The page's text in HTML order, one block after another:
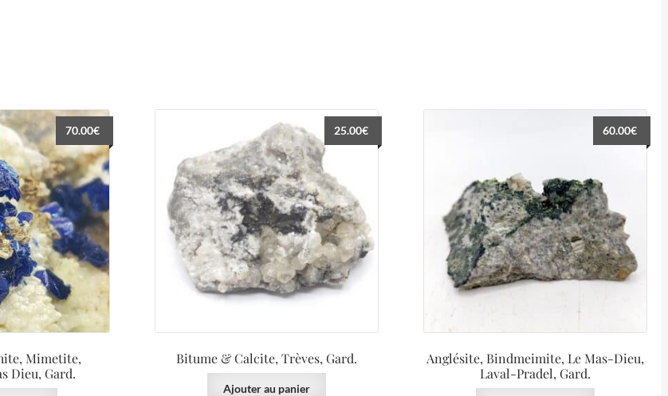
Mimetite,
Dieu, Gard.
70.00€
Bitume & Calcite, Trèves, Gard.
25.00€
Ajouter au panier
Anglésite, Bindmeimite, Le Mas-Dieu,
Laval-Pradel, Gard.
60.00€